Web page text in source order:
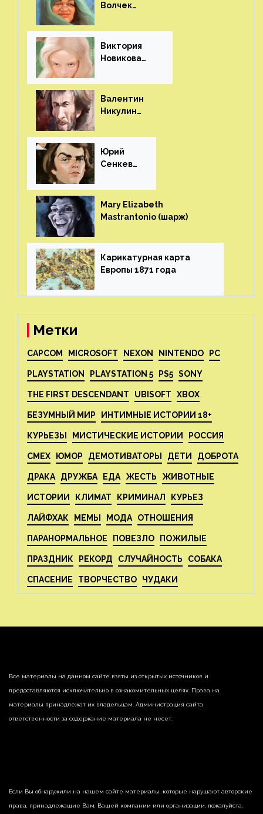
Волчек
Виктория
Новикова
Валентин
Никулин
Юрий
Сенкеви
Mary Elizabeth
Mastrantonio (шарж)⁠⁠
Карикатурная карта
Европы 1871 года⁠⁠
Метки
CAPCOM MICROSOFT NEXON NINTENDO PC
PLAYSTATION PLAYSTATION 5 PS5 SONY
THE FIRST DESCENDANT UBISOFT XBOX
БЕЗУМНЫЙ МИР ИНТИМНЫЕ ИСТОРИИ 18+
КУРЬЕЗЫ МИСТИЧЕСКИЕ ИСТОРИИ РОССИЯ
СМЕХ ЮМОР ДЕМОТИВАТОРЫ ДЕТИ ДОБРОТА
ДРАКА ДРУЖБА ЕДА ЖЕСТЬ ЖИВОТНЫЕ
ИСТОРИИ КЛИМАТ КРИМИНАЛ КУРЬЕЗ
ЛАЙФХАК МЕМЫ МОДА ОТНОШЕНИЯ
ПАРАНОРМАЛЬНОЕ ПОВЕЗЛО ПОЖИЛЫЕ
ПРАЗДНИК РЕКОРД СЛУЧАЙНОСТЬ СОБАКА
СПАСЕНИЕ ТВОРЧЕСТВО ЧУДАКИ
Все материалы на данном сайте взяты из открытых источников и
предоставляются исключительно в ознакомительных целях. Права на
материалы принадлежат их владельцам. Администрация сайта
ответственности за содержание материала не несет.
Если Вы обнаружили на нашем сайте материалы, которые нарушают авторские
права, принадлежащие Вам, Вашей компании или организации, пожалуйста,